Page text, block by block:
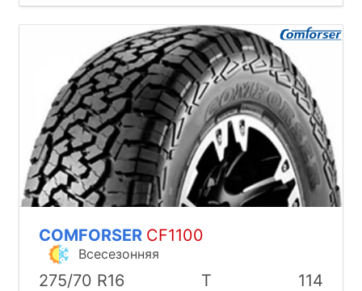
COMFORSER CF1100
Всесезонняя
275/70 R16 T 114